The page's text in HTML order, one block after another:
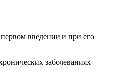
введении и при его
заболеваниях